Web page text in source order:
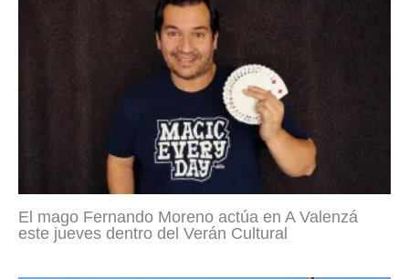
El mago Fernando Moreno actúa en A Valenzá
este jueves dentro del Verán Cultural